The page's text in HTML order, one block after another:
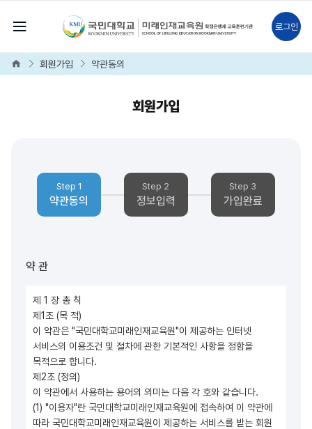
전체메뉴보기 로그인
Home회원가입 약관동의
회원가입
Step 1
약관동의
Step 2
정보입력
Step 3
가입완료
약 관
제 1 장 총 칙
제1조 (목 적)
이 약관은 "국민대학교미래인재교육원"이 제공하는 인터넷
서비스의 이용조건 및 절차에 관한 기본적인 사항을 정함을
목적으로 합니다.
제2조 (정의)
이 약관에서 사용하는 용어의 의미는 다음 각 호와 같습니다.
(1) "이용자"란 국민대학교미래인재교육원에 접속하여 이 약관에
따라 국민대학교미래인재교육원이 제공하는 서비스를 받는 회원